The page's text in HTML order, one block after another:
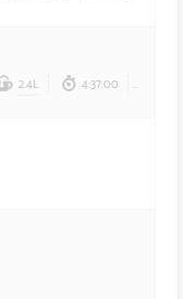
2.4L 4:37:00